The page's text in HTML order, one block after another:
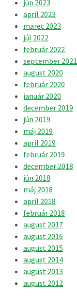
jún 2023
apríl 2023
marec 2023
júl 2022
február 2022
september 2021
august 2020
február 2020
január 2020
december 2019
jún 2019
máj 2019
apríl 2019
február 2019
december 2018
jún 2018
máj 2018
apríl 2018
február 2018
august 2017
august 2016
august 2015
august 2014
august 2013
august 2012